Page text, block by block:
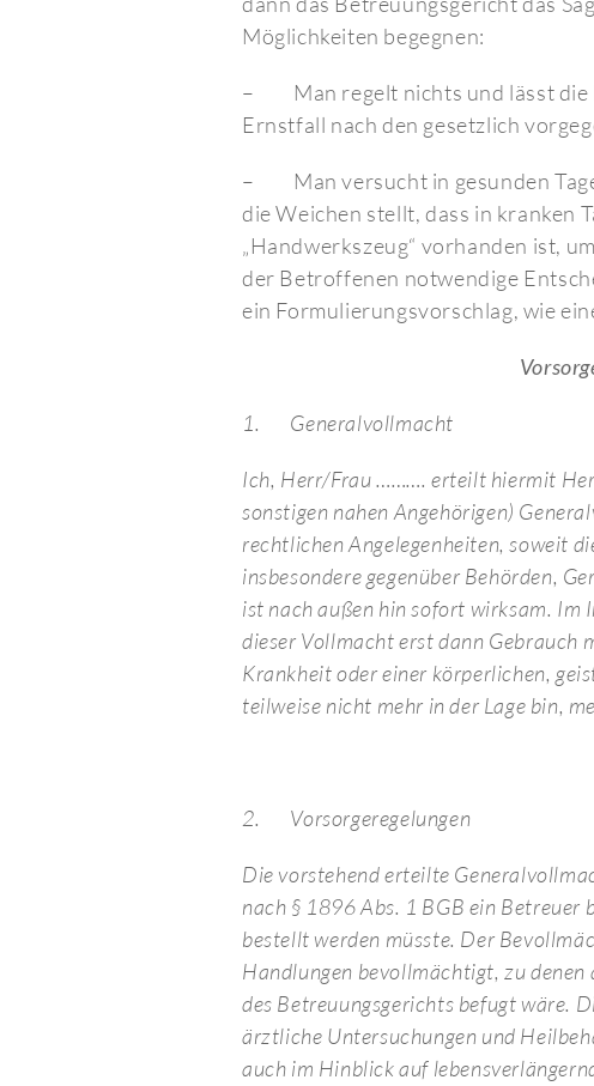
Möglichkeiten begegnen:
– Man regelt nichts und lässt die
Ernstfall nach den gesetzlich
– Man versucht in gesunden
die Weichen stellt, dass in kranken
„Handwerkszeug“ vorhanden ist,
der Betroffenen notwendige
ein Formulierungsvorschlag, wie
1. Generalvollmacht
Ich, Herr/Frau ………. erteilt hiermit
sonstigen nahen Angehörigen)
rechtlichen Angelegenheiten, soweit
insbesondere gegenüber Behörden,
ist nach außen hin sofort wirksam.
dieser Vollmacht erst dann Gebrauch
Krankheit oder einer körperlichen,
teilweise nicht mehr in der Lage bin,
2. Vorsorgeregelungen
Die vorstehend erteilte
nach § 1896 Abs. 1 BGB ein
bestellt werden müsste. Der
Handlungen bevollmächtigt, zu
des Betreuungsgerichts befugt wäre.
ärztliche Untersuchungen und
auch im Hinblick auf